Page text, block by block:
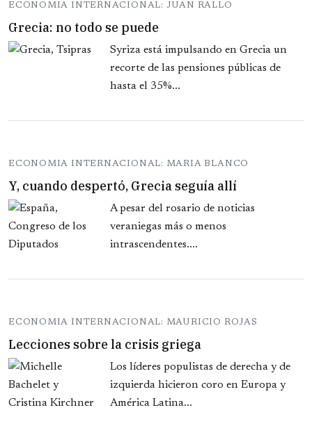
ECONOMIA INTERNACIONAL: JUAN RALLO
Grecia: no todo se puede
Syriza está impulsando en Grecia un
recorte de las pensiones públicas de
hasta el 35%...
ECONOMIA INTERNACIONAL: MARIA BLANCO
Y, cuando despertó, Grecia seguía allí
A pesar del rosario de noticias
veraniegas más o menos
intrascendentes....
ECONOMIA INTERNACIONAL: MAURICIO ROJAS
Lecciones sobre la crisis griega
Los líderes populistas de derecha y de
izquierda hicieron coro en Europa y
América Latina...